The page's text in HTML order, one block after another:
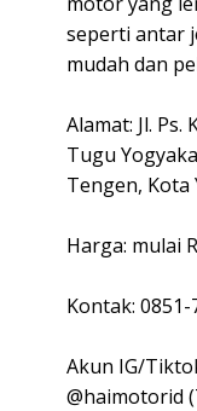
seperti antar
mudah dan
Alamat: Jl.
Tugu
Tengen, Kota
Harga: mulai
Kontak:
Akun IG/
@haimotorid